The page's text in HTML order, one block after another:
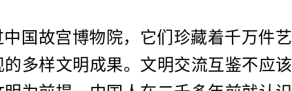
国故宫博物院，它们珍藏着千万件艺
多样文明成果。文明交流互鉴不应该